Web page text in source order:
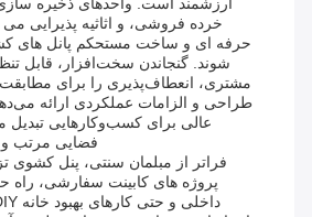
ارزشمند است. واحدهای ذخیره سازی
خرده فروشی، و اثاثیه پذیرایی می
شوند. گنجاندن سخت‌افزار، قابل
مشتری، انعطاف‌پذیری را برای
طراحی و الزامات عملکردی ارائه
عالی برای کسب‌وکارهایی تبدیل
فضایی مرتب و
فراتر از مبلمان سنتی، پنل کشوی
پروژه های کابینت سفارشی، راه